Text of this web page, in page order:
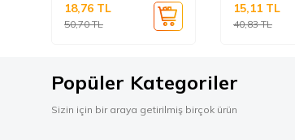
50,70TL
18,76 TL
40,83TL
15,11 TL
Popüler Kategoriler
Sizin için bir araya getirilmiş birçok ürün